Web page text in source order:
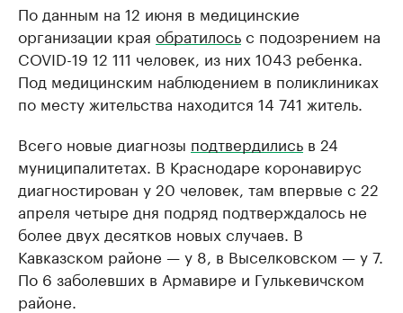
По данным на 12 июня в медицинские
организации края обратилосьс подозрением на
COVID-19 12 111 человек, из них 1043 ребенка.
Под медицинским наблюдением в поликлиниках
по месту жительства находится 14 741 житель.
Всего новые диагнозы подтвердились в 24
муниципалитетах. В Краснодаре коронавирус
диагностирован у 20 человек, там впервые с 22
апреля четыре дня подряд подтверждалось не
более двух десятков новых случаев. В
Кавказском районе — у 8, в Выселковском — у 7.
По 6 заболевших в Армавире и Гулькевичском
районе.